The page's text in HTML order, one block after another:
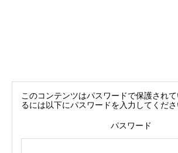
このコンテンツはパスワードで保護され
るには以下にパスワードを入力してくださ
パスワード